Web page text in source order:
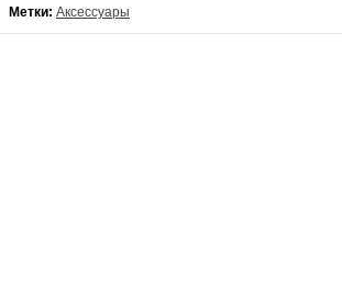
Метки: Аксессуары